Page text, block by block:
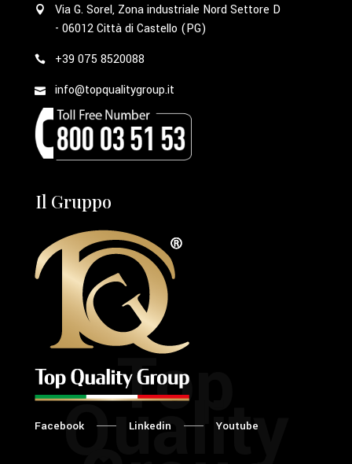
Top
Quality
Via G. Sorel, Zona industriale Nord Settore D
- 06012 Città di Castello (PG)
+39 075 8520088
info@topqualitygroup.it
Il Gruppo
Facebook Linkedin Youtube